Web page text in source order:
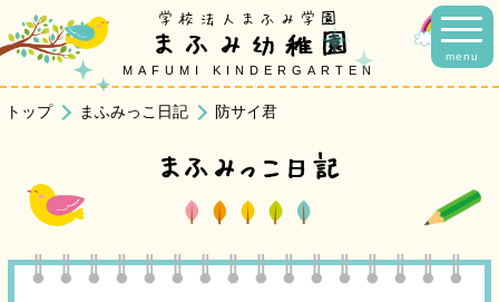
menu
学校法人まふみ学園
まふみ幼稚園
MAFUMI KINDERGARTEN
トップ まふみっこ日記 防サイ君
まふみっこ日記